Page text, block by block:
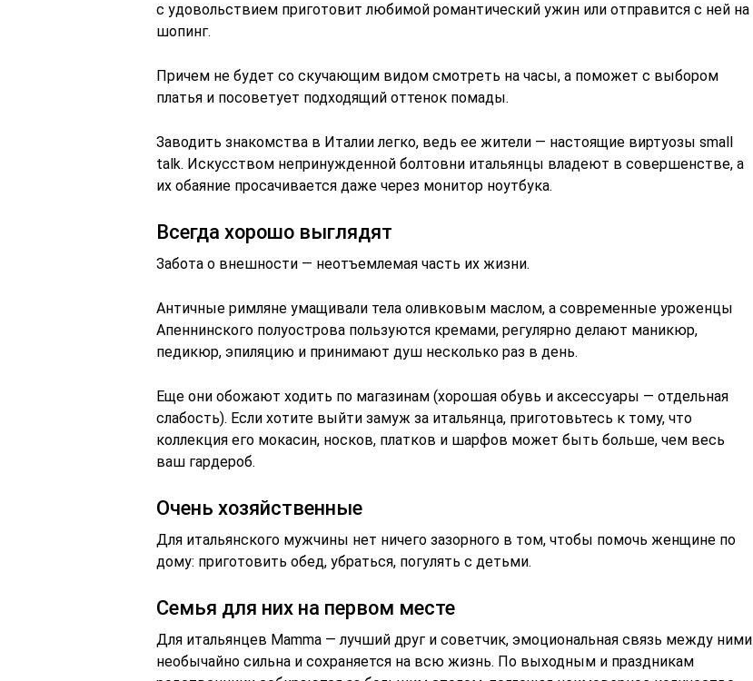
с удовольствием приготовит любимой романтический ужин или отправится с ней на
шопинг.
Причем не будет со скучающим видом смотреть на часы, а поможет с выбором
платья и посоветует подходящий оттенок помады.
Заводить знакомства в Италии легко, ведь ее жители — настоящие виртуозы small
talk. Искусством непринужденной болтовни итальянцы владеют в совершенстве, а
их обаяние просачивается даже через монитор ноутбука.
Всегда хорошо выглядят
Забота о внешности — неотъемлемая часть их жизни.
Античные римляне умащивали тела оливковым маслом, а современные уроженцы
Апеннинского полуострова пользуются кремами, регулярно делают маникюр,
педикюр, эпиляцию и принимают душ несколько раз в день.
Еще они обожают ходить по магазинам (хорошая обувь и аксессуары — отдельная
слабость). Если хотите выйти замуж за итальянца, приготовьтесь к тому, что
коллекция его мокасин, носков, платков и шарфов может быть больше, чем весь
ваш гардероб.
Очень хозяйственные
Для итальянского мужчины нет ничего зазорного в том, чтобы помочь женщине по
дому: приготовить обед, убраться, погулять с детьми.
Семья для них на первом месте
Для итальянцев Mamma — лучший друг и советчик, эмоциональная связь между ними
необычайно сильна и сохраняется на всю жизнь. По выходным и праздникам